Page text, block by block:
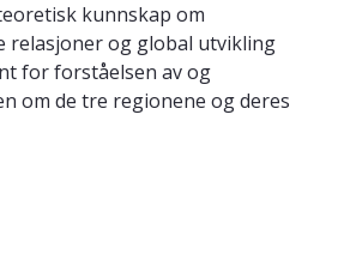
kunnskap om
relasjoner og global utvikling
for forståelsen av og
om de tre regionene og deres